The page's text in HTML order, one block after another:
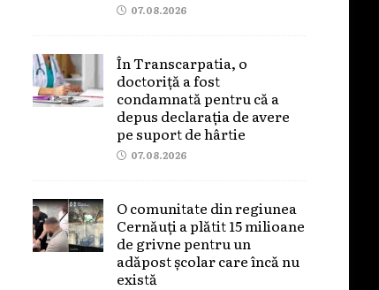
07.08.2026
În Transcarpatia, o
doctoriță a fost
condamnată pentru că a
depus declarația de avere
pe suport de hârtie
07.08.2026
O comunitate din regiunea
Cernăuți a plătit 15 milioane
de grivne pentru un
adăpost școlar care încă nu
există